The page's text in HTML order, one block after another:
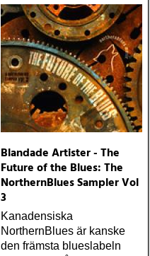
sig på att ge ut musikböcker
och förstått vikten av att
använda de verkliga
konnässörerna för
uppdragen
Blandade Artister - The
Future of the Blues: The
NorthernBlues Sampler Vol
3
Kanadensiska
NorthernBlues är kanske
den främsta blueslabeln